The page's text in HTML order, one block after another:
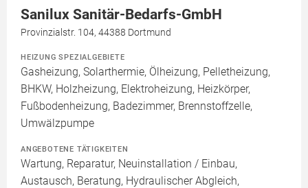
Sanilux Sanitär-Bedarfs-GmbH
Provinzialstr. 104, 44388 Dortmund
HEIZUNG SPEZIALGEBIETE
Gasheizung, Solarthermie, Ölheizung, Pelletheizung,
BHKW, Holzheizung, Elektroheizung, Heizkörper,
Fußbodenheizung, Badezimmer, Brennstoffzelle,
Umwälzpumpe
ANGEBOTENE TÄTIGKEITEN
Wartung, Reparatur, Neuinstallation / Einbau,
Austausch, Beratung, Hydraulischer Abgleich,